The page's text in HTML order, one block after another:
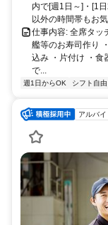
内で[週1日～]・[1
以外の時間帯もお
仕事内容: 全席タッ
艦等のお寿司作り
込み ・片付け ・食
で...
週1日からOK シフト自由
アルバイ